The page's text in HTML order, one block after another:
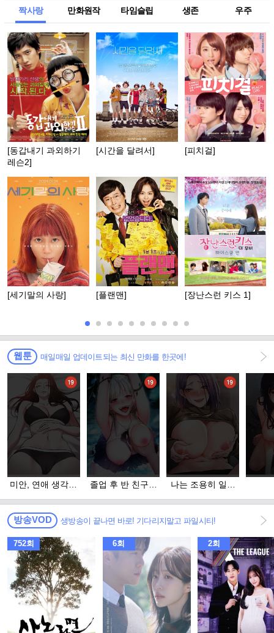
짝사랑 만화원작 타임슬립 생존 우주
[동갑내기 과외하기
레슨2]
[시간을 달려서] [피치걸]
[세기말의 사랑] [플랜맨] [장난스런 키스 1]
웹툰 매일매일 업데이트되는 최신 만화를 한곳에!
미안, 연애 생각은
졸업 후 반 친구들
나는 조용히 일하
방송VOD 생방송이 끝나면 바로! 기다리지말고 파일시티!
752회 6회 2회